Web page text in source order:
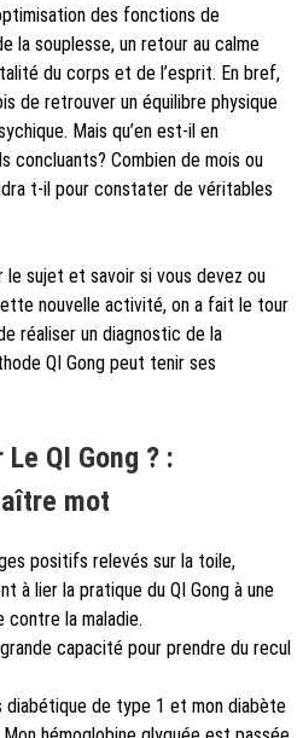
des fonctions de
la souplesse, un retour au calme
du corps et de l’esprit. En bref,
de retrouver un équilibre physique
Mais qu’en est-il en
concluants? Combien de mois ou
t-il pour constater de véritables
le sujet et savoir si vous devez ou
nouvelle activité, on a fait le tour
réaliser un diagnostic de la
QI Gong peut tenir ses
QI Gong ? :
mot
positifs relevés sur la toile,
à lier la pratique du QI Gong à une
la maladie.
capacité pour prendre du recul
diabétique de type 1 et mon diabète